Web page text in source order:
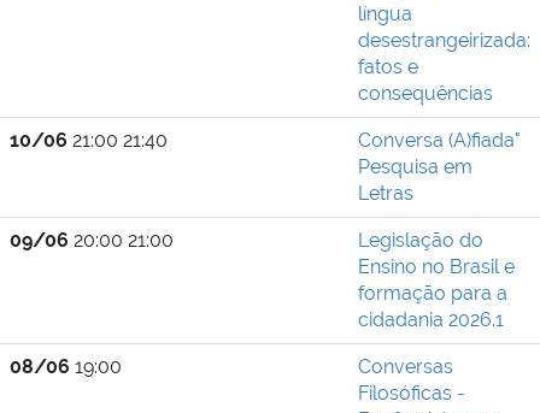
língua
desestrangeirizada:
fatos e
consequências
10/06 21:00 21:40
Conversa (A)fiada"
Pesquisa em
Letras
09/06 20:00 21:00
Legislação do
Ensino no Brasil e
formação para a
cidadania 2026.1
08/06 19:00
Conversas
Filosóficas -